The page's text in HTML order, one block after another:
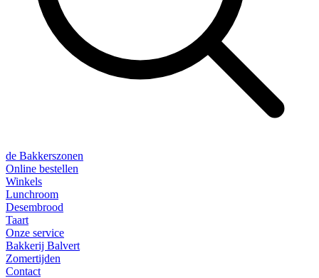
de Bakkerszonen
Online bestellen
Winkels
Lunchroom
Desembrood
Taart
Onze service
Bakkerij Balvert
Zomertijden
Contact